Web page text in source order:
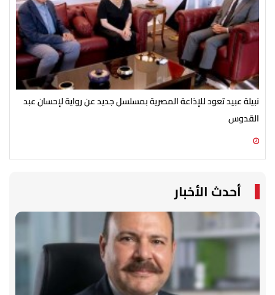
نبيلة عبيد تعود للإذاعة المصرية بمسلسل جديد عن رواية لإحسان عبد
القدوس
أحدث الأخبار